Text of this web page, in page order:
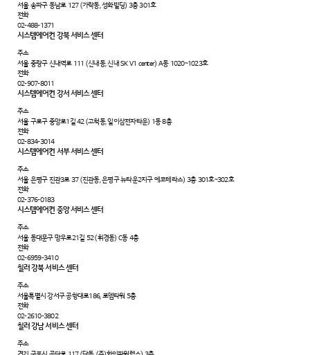
서울 송파구 동남로 127 (가락동, 성화빌딩) 3층 301호
전화
02-488-1371
시스템에어컨 강북 서비스 센터
주소
서울 중랑구 신내역로 111 (신내동, 신내 SK V1 center) A동 1020~1023호
전화
02-907-8011
시스템에어컨 강서 서비스 센터
주소
서울 구로구 중앙로1길 42 (고척동, 일이삼전자타운) 1동 8층
전화
02-834-3014
시스템에어컨 서부 서비스 센터
주소
서울 은평구 진관3로 37 (진관동, 은평구 뉴타운2지구 에코테라스) 3층 301호~302호
전화
02-376-0183
시스템에어컨 중앙 서비스 센터
주소
서울 동대문구 망우로21길 52 (휘경동) C동 4층
전화
02-6959-3410
칠러 강북 서비스 센터
주소
서울특별시 강서구 공항대로186, 로뎀타워 5층
전화
02-2610-3802
칠러 강남 서비스 센터
주소